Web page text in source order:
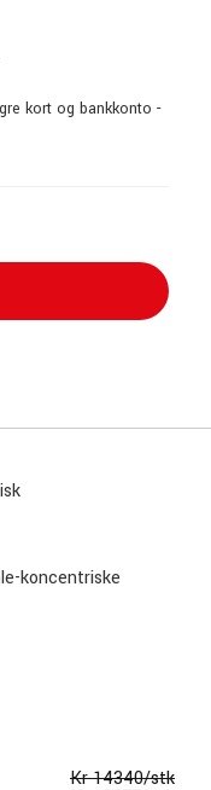
kort og bankkonto -
koncentriske
Kr 14340/stk